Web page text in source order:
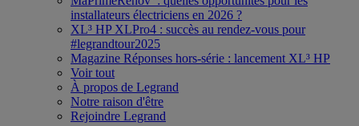
installateurs électriciens en 2026 ?
XL³ HP XLPro4 : succès au rendez-vous pour
#legrandtour2025
Magazine Réponses hors-série : lancement XL³ HP
Voir tout
À propos de Legrand
Notre raison d'être
Rejoindre Legrand